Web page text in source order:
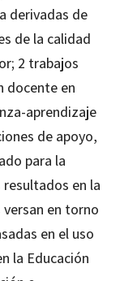
derivadas de
de la calidad
2 trabajos
docente en
aprendizaje
de apoyo,
para la
en la
versan en torno
en el uso
la Educación